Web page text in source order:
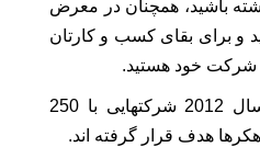
باشید، همچنان در معرض
و برای بقای کسب و کارتان
شرکت خود هستید.
طبق اعلام سیمانتک، در سال 2012 شرکتهایی با 250